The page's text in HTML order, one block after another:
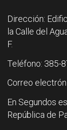
Dirección:
la Calle del
F.
Teléfono: 385-
Correo
En Segundos
República de